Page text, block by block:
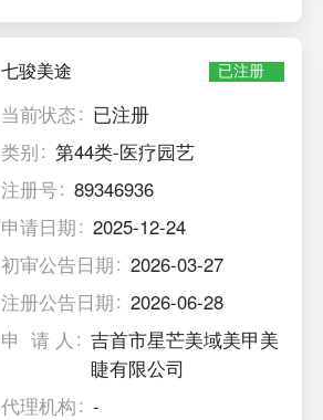
七骏美途 已注册
当前状态
已注册
类别
第44类-医疗园艺
注册号
89346936
申请日期
2025-12-24
初审公告日期
2026-03-27
注册公告日期
2026-06-28
申 请 人
吉首市星芒美域美甲美
睫有限公司
代理机构
-